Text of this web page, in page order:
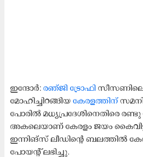
ഇന്ദോര്‍: രഞ്ജി ട്രോഫി
മോഹിച്ചിറങ്ങിയ കേരളത്തിന്
പോരിൽ മധ്യപ്രദേശിനെതിരെ രണ്ടു
അകലെയാണ് കേരളം ജയം
ഇന്നിങ്സ് ലീഡിന്‍റെ ബലത്തിൽ
പോയന്‍റ് ലഭിച്ചു.